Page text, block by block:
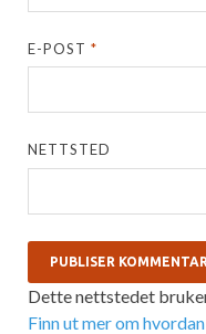
E-POST*
NETTSTED
Dette nettstedet
Finn ut mer om